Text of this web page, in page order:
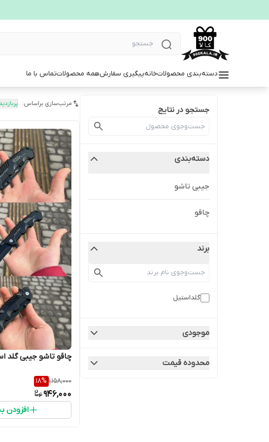
دسته‌بندی محصولاتخانهپیگیری سفارشهمه محصولاتتماس با ما
جستجو در نتایج
دسته‌بندی
جیبی تاشو
چاقو
برند
گلداستیل
موجودی
محدوده قیمت
مرتب‌سازی براساس:
چاقو تاشو جیبی گلد
1,158,000
18%
946,000
افزودن